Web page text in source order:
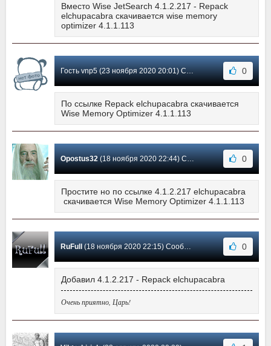
Вместо Wise JetSearch 4.1.2.217 - Repack
elchupacabra скачивается wise memory
optimizer 4.1.1.113
Гость vnp5 (23 ноября 2020 20:01) Сообщение #106 0
По ссылке Repack elchupacabra скачивается
Wise Memory Optimizer 4.1.1.113
Opostus32(18 ноября 2020 22:44) Сообщение #105 0
Простите но по ссылке 4.1.2.217 elchupacabra
скачивается Wise Memory Optimizer 4.1.1.113
RuFull(18 ноября 2020 22:15) Сообщение #104 0
Добавил 4.1.2.217 - Repack elchupacabra
Очень приятно, Царь!